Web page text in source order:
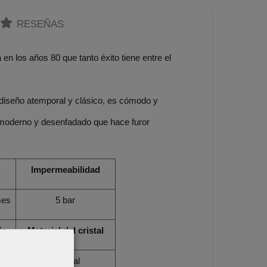
RESEÑAS
los años 80 que tanto éxito tiene entre el
atemporal y clásico, es cómodo y
y desenfadado que hace furor
Impermeabilidad
5 bar
Material del cristal
Mineral